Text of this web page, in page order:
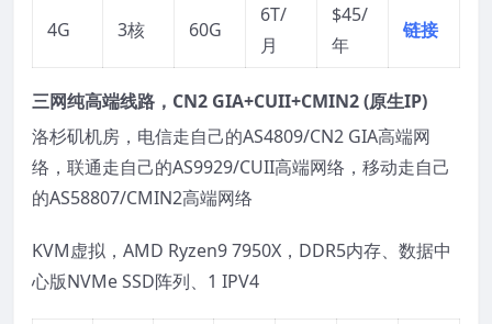
4G 3核 60G
6T/
月
$45/
年
链接
三网纯高端线路，CN2 GIA+CUII+CMIN2 (原生IP)
洛杉矶机房，电信走自己的AS4809/CN2 GIA高端网
络，联通走自己的AS9929/CUII高端网络，移动走自己
的AS58807/CMIN2高端网络
KVM虚拟，AMD Ryzen9 7950X，DDR5内存、数据中
心版NVMe SSD阵列、1 IPV4